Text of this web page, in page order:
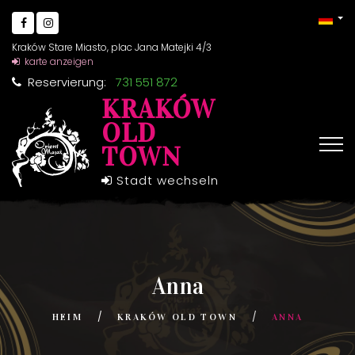
Kraków Stare Miasto, plac Jana Matejki 4/3
karte anzeigen
Reservierung: 731 551 872
KRAKÓW
OLD
TOWN
Stadt wechseln
Anna
HEIM KRAKÓW OLD TOWN ANNA